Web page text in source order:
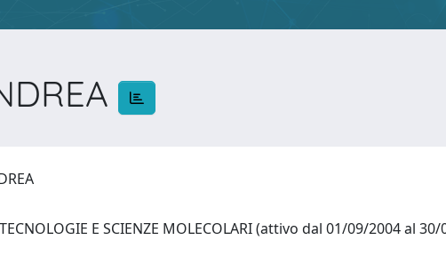
E SCIENZE MOLECOLARI (attivo dal 01/09/2004 al